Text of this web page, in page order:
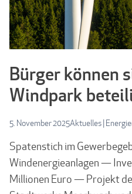
Bürger können
Windpark
5. November 2025Aktuelles|
Spatenstich im
Windenergieanlagen —
Millionen Euro — Projekt